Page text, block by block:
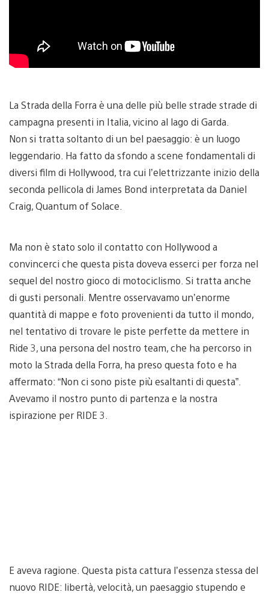
La Strada della Forra è una delle più belle strade strade di
campagna presenti in Italia, vicino al lago di Garda.
Non si tratta soltanto di un bel paesaggio: è un luogo
leggendario. Ha fatto da sfondo a scene fondamentali di
diversi film di Hollywood, tra cui l’elettrizzante inizio della
seconda pellicola di James Bond interpretata da Daniel
Craig, Quantum of Solace.
Ma non è stato solo il contatto con Hollywood a
convincerci che questa pista doveva esserci per forza nel
sequel del nostro gioco di motociclismo. Si tratta anche
di gusti personali. Mentre osservavamo un’enorme
quantità di mappe e foto provenienti da tutto il mondo,
nel tentativo di trovare le piste perfette da mettere in
Ride 3, una persona del nostro team, che ha percorso in
moto la Strada della Forra, ha preso questa foto e ha
affermato: “Non ci sono piste più esaltanti di questa”.
Avevamo il nostro punto di partenza e la nostra
ispirazione per RIDE 3.
E aveva ragione. Questa pista cattura l’essenza stessa del
nuovo RIDE: libertà, velocità, un paesaggio stupendo e